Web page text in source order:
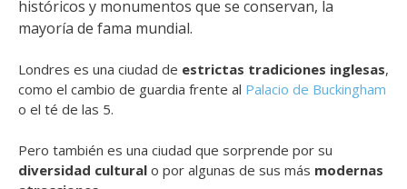
históricos y monumentos que se conservan, la
mayoría de fama mundial.
Londres es una ciudad de estrictas tradiciones inglesas,
como el cambio de guardia frente al Palacio de Buckingham
o el té de las 5.
Pero también es una ciudad que sorprende por su
diversidad cultural o por algunas de sus más modernas